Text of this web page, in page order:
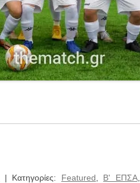
| Κατηγορίες: Featured Β' ΕΠΣΑ